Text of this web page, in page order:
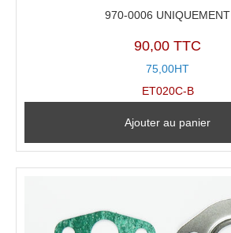
970-0006 UNIQUEMENT
90,00 TTC
75,00HT
ET020C-B
Ajouter au panier